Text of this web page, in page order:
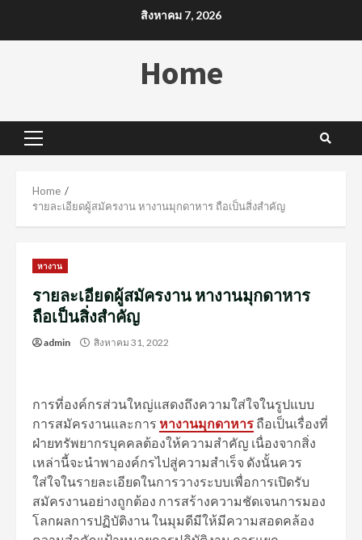
สิงหาคม 7, 2026
Home
Primary
Home
รายละเอียดผู้สมัครงาน หางานมุกดาหาร ถือเป็นสิ่งสำคัญ
หางาน
รายละเอียดผู้สมัครงาน หางานมุกดาหาร
ถือเป็นสิ่งสำคัญ
admin สิงหาคม 31, 2022
การที่องค์กรส่วนใหญ่แสดงถึงความใส่ใจในรูปแบบ
การสมัครงานและการ หางานมุกดาหาร ถือเป็นเรื่องที่
ฝ่ายทรัพยากรบุคคลต้องให้ความสำคัญ เนื่องจากสิ่ง
เหล่านี้จะนำพาองค์กรไปสู่ความสำเร็จ ดังนั้นควร
ใส่ใจในรายละเอียดในการวางระบบเพื่อการเปิดรับ
สมัครงานอย่างถูกต้อง การสร้างความชัดเจนการมอง
โลกผลการปฏิบัติงาน ในมุมดีมีให้มีความสอดคล้อง